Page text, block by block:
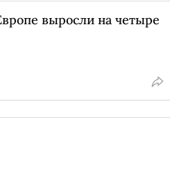
выросли на четыре